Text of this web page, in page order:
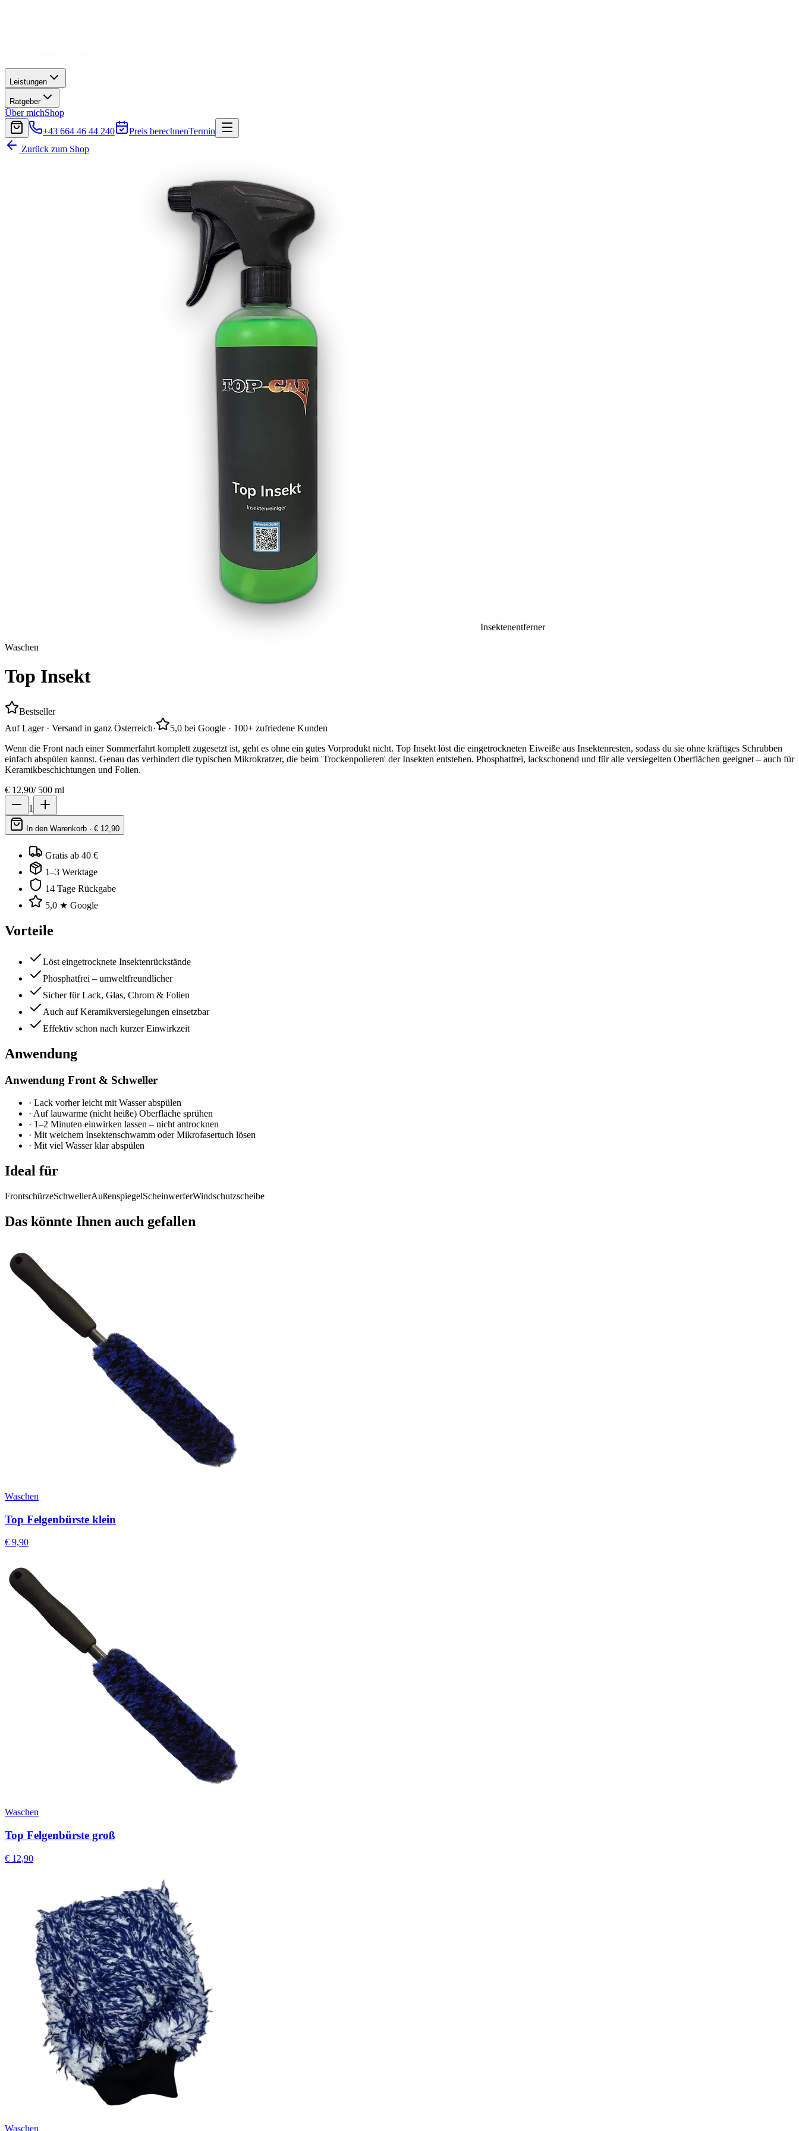
Leistungen
Ratgeber
Über michShop
+43 664 46 44 240
Preis berechnenTermin
Zurück zum Shop
Insektenentferner
Waschen
Top Insekt
Bestseller
Auf Lager · Versand in ganz Österreich·
5,0 bei Google · 100+ zufriedene Kunden
Wenn die Front nach einer Sommerfahrt komplett zugesetzt ist, geht es ohne ein gutes Vorprodukt nicht. Top Insekt löst die eingetrockneten Eiweiße aus Insektenresten, sodass du sie ohne kräftiges Schrubben
einfach abspülen kannst. Genau das verhindert die typischen Mikrokratzer, die beim 'Trockenpolieren' der Insekten entstehen. Phosphatfrei, lackschonend und für alle versiegelten Oberflächen geeignet – auch für
Keramikbeschichtungen und Folien.
€ 12,90/ 500 ml
1
In den Warenkorb · € 12,90
Gratis ab 40 €
1–3 Werktage
14 Tage Rückgabe
5,0 ★ Google
Vorteile
Löst eingetrocknete Insektenrückstände
Phosphatfrei – umweltfreundlicher
Sicher für Lack, Glas, Chrom & Folien
Auch auf Keramikversiegelungen einsetzbar
Effektiv schon nach kurzer Einwirkzeit
Anwendung
Anwendung Front & Schweller
· Lack vorher leicht mit Wasser abspülen
· Auf lauwarme (nicht heiße) Oberfläche sprühen
· 1–2 Minuten einwirken lassen – nicht antrocknen
· Mit weichem Insektenschwamm oder Mikrofasertuch lösen
· Mit viel Wasser klar abspülen
Ideal für
FrontschürzeSchwellerAußenspiegelScheinwerferWindschutzscheibe
Das könnte Ihnen auch gefallen
Waschen
Top Felgenbürste klein
€ 9,90
Waschen
Top Felgenbürste groß
€ 12,90
Waschen